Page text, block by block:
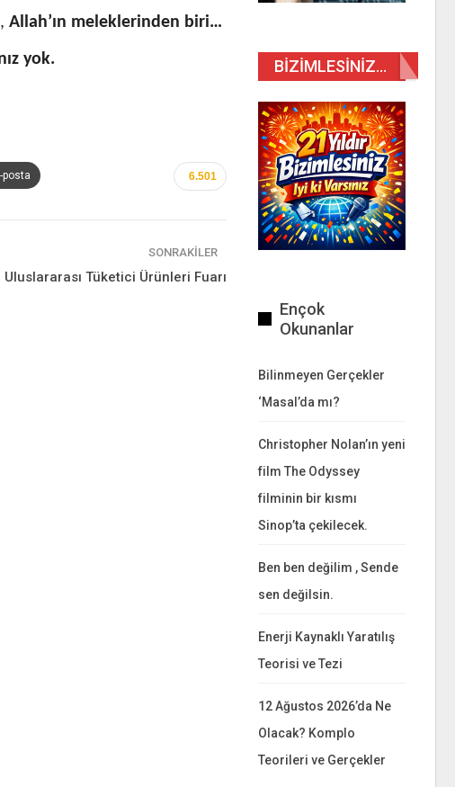
Allah’ın meleklerinden biri…
yok.
6.501
posta
SONRAKILER
Uluslararası Tüketici Ürünleri Fuarı
BIZIMLESINIZ…
Ençok
Okunanlar
Bilinmeyen Gerçekler
‘Masal’da mı?
Christopher Nolan’ın yeni
film The Odyssey
filminin bir kısmı
Sinop’ta çekilecek.
Ben ben değilim , Sende
sen değilsin.
Enerji Kaynaklı Yaratılış
Teorisi ve Tezi
12 Ağustos 2026’da Ne
Olacak? Komplo
Teorileri ve Gerçekler